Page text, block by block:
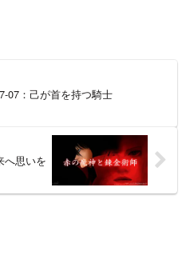
07：己が首を持つ騎士
へ思いを